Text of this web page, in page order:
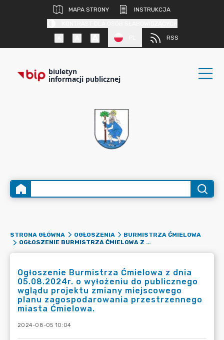
MAPA STRONY
INSTRUKCJA
RSS
biuletyn
informacji publicznej
STRONA GŁÓWNA OGŁOSZENIA
BURMISTRZA ĆMIELOWA
OGŁOSZENIE BURMISTRZA ĆMIELOWA Z DNIA 05.08.2024R. O WYŁOŻENIU DO PUBLICZNEGO WGLĄDU PROJEKTU ZMIANY MIEJSCOWEGO PLANU ZAGOSPODAROWANIA PRZESTRZENNEGO MIASTA ĆMIELOWA.
Ogłoszenie Burmistrza Ćmielowa z dnia
05.08.2024r. o wyłożeniu do publicznego
wglądu projektu zmiany miejscowego
planu zagospodarowania przestrzennego
miasta Ćmielowa.
2024-08-05 10:04